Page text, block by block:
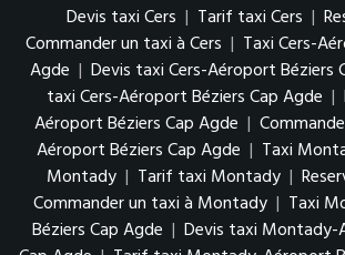
Devis taxi Cers | Tarif taxi Cers |
Commander un taxi à Cers | Taxi Cers-
Agde | Devis taxi Cers-Aéroport Béziers
taxi Cers-Aéroport Béziers Cap Agde |
Aéroport Béziers Cap Agde |
Aéroport Béziers Cap Agde | Taxi
Montady | Tarif taxi Montady |
Commander un taxi à Montady | Taxi
Béziers Cap Agde | Devis taxi Montady-